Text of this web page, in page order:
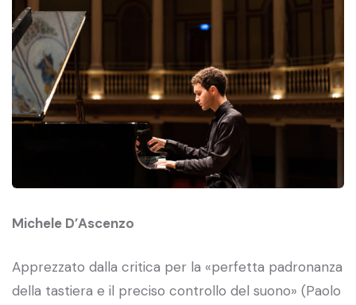
Michele D’Ascenzo
Apprezzato dalla critica per la «perfetta padronanza
della tastiera e il preciso controllo del suono» (Paolo